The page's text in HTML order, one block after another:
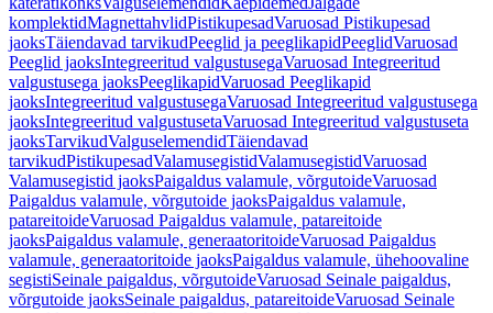
komplektidMagnettahvlidPistikupesadVaruosad Pistikupesad
jaoksTäiendavad tarvikudPeeglid ja peeglikapidPeeglidVaruosad
Peeglid jaoksIntegreeritud valgustusegaVaruosad Integreeritud
valgustusega jaoksPeeglikapidVaruosad Peeglikapid
jaoksIntegreeritud valgustusegaVaruosad Integreeritud valgustusega
jaoksIntegreeritud valgustusetaVaruosad Integreeritud valgustuseta
jaoksTarvikudValguselemendidTäiendavad
tarvikudPistikupesadValamusegistidValamusegistidVaruosad
Valamusegistid jaoksPaigaldus valamule, võrgutoideVaruosad
Paigaldus valamule, võrgutoide jaoksPaigaldus valamule,
patareitoideVaruosad Paigaldus valamule, patareitoide
jaoksPaigaldus valamule, generaatoritoideVaruosad Paigaldus
valamule, generaatoritoide jaoksPaigaldus valamule, ühehoovaline
segistiSeinale paigaldus, võrgutoideVaruosad Seinale paigaldus,
võrgutoide jaoksSeinale paigaldus, patareitoideVaruosad Seinale